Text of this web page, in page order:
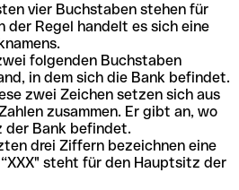
vier Buchstaben stehen für
der Regel handelt es sich eine
folgenden Buchstaben
in dem sich die Bank befindet.
zwei Zeichen setzen sich aus
zusammen. Er gibt an, wo
der Bank befindet.
drei Ziffern bezeichnen eine
steht für den Hauptsitz der